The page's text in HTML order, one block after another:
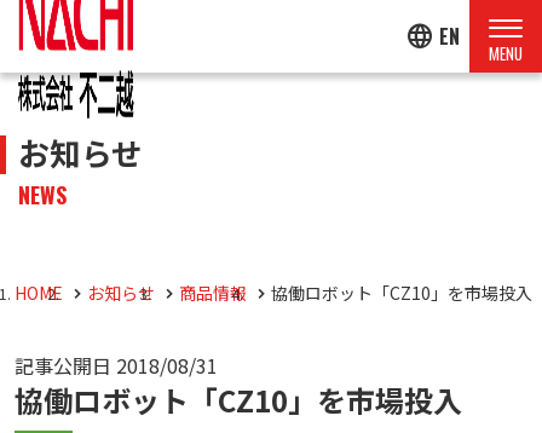
language EN
お知らせ
NEWS
HOME お知らせ 商品情報 協働ロボット「CZ10」を市場投入
記事公開日 2018/08/31
協働ロボット「CZ10」を市場投入